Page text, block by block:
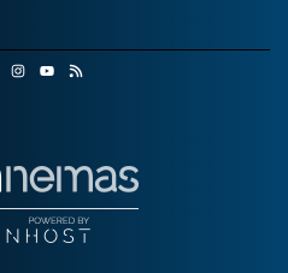
Instagram